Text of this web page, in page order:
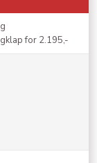
for 2.195,-